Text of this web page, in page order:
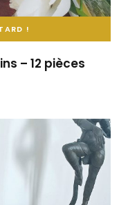
!
– 12 pièces